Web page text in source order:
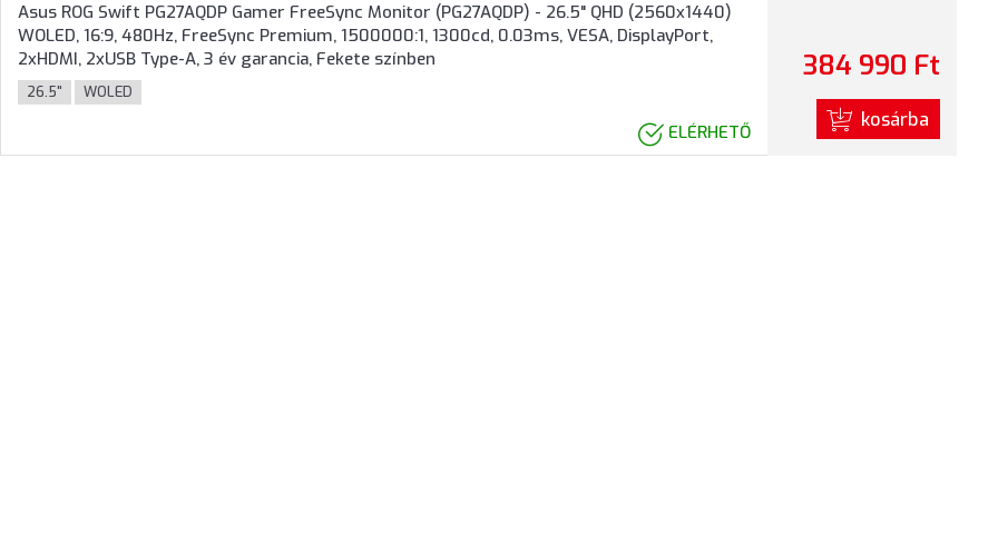
Asus ROG Swift PG27AQDP Gamer FreeSync Monitor (PG27AQDP) - 26.5" QHD (2560x1440)
WOLED, 16:9, 480Hz, FreeSync Premium, 1500000:1, 1300cd, 0.03ms, VESA, DisplayPort,
2xHDMI, 2xUSB Type-A, 3 év garancia, Fekete színben
26.5" WOLED
ELÉRHETŐ
384 990 Ft
kosárba